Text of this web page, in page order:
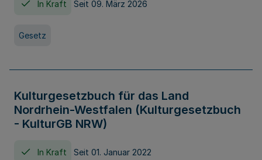
In Kraft Seit 09. März 2026
Gesetz
Kulturgesetzbuch für das Land
Nordrhein-Westfalen (Kulturgesetzbuch
- KulturGB NRW)
In Kraft Seit 01. Januar 2022